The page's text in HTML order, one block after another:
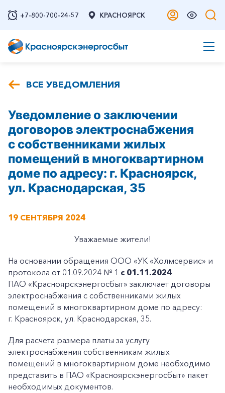
+7-800-700-24-57 КРАСНОЯРСК
ВСЕ УВЕДОМЛЕНИЯ
Уведомление о заключении
договоров электроснабжения
с собственниками жилых
помещений в многоквартирном
доме по адресу: г. Красноярск,
ул. Краснодарская, 35
19 СЕНТЯБРЯ 2024
Уважаемые жители!
На основании обращения ООО «УК «Холмсервис» и
протокола от 01.09.2024 № 1 с 01.11.2024
ПАО «Красноярскэнергосбыт» заключает договоры
электроснабжения с собственниками жилых
помещений в многоквартирном доме по адресу:
г. Красноярск, ул. Краснодарская, 35.
Для расчета размера платы за услугу
электроснабжения собственникам жилых
помещений в многоквартирном доме необходимо
представить в ПАО «Красноярскэнергосбыт» пакет
необходимых документов.